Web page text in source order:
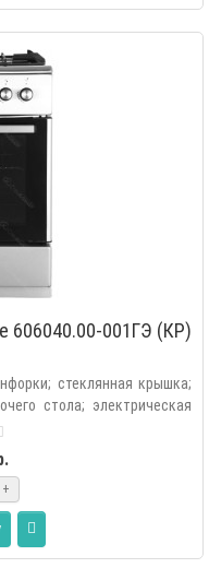
606040.00-001ГЭ (КР)
стеклянная крышка;
стола; электрическая
+